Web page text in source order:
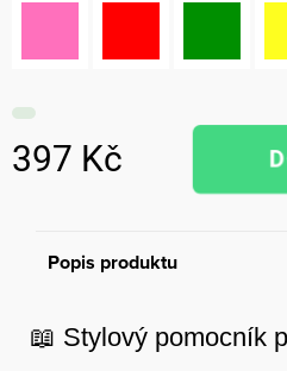
397 Kč
Popis produktu
📖 Stylový pomocník